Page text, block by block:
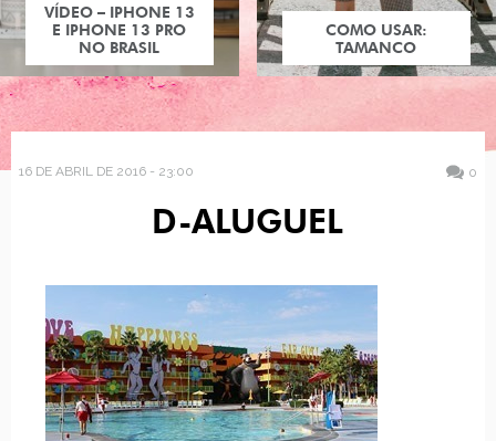
VÍDEO – IPHONE 13
E IPHONE 13 PRO
NO BRASIL
COMO USAR:
TAMANCO
16 DE ABRIL DE 2016 - 23:00 0
D-ALUGUEL